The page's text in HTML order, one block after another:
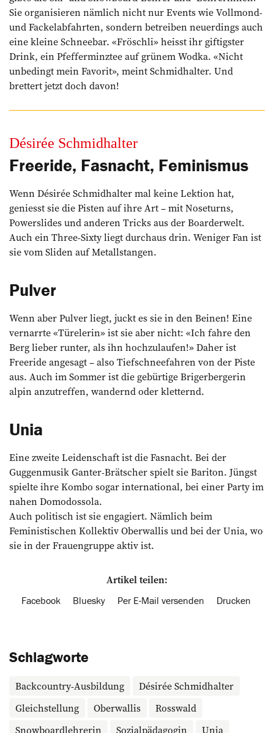
Sie organisieren nämlich nicht nur Events wie Vollmond-
und Fackelabfahrten, sondern betreiben neuerdings auch
eine kleine Schneebar. «Fröschli» heisst ihr giftigster
Drink, ein Pfefferminztee auf grünem Wodka. «Nicht
unbedingt mein Favorit», meint Schmidhalter. Und
brettert jetzt doch davon!
Désirée ­Schmidhalter
Freeride, Fasnacht, Feminismus
Wenn Désirée Schmidhalter mal keine Lektion hat,
geniesst sie die Pisten auf ihre Art – mit Noseturns,
Powerslides und anderen Tricks aus der Boarderwelt.
Auch ein Three-Sixty liegt durchaus drin. Weniger Fan ist
sie vom Sliden auf Metall­stangen.
Pulver
Wenn aber Pulver liegt, juckt es sie in den Beinen! Eine
vernarrte «Türe­lerin» ist sie aber nicht: «Ich fahre den
Berg lieber runter, als ihn hochzulaufen!» Daher ist
Freeride angesagt – also Tief­schneefahren von der Piste
aus. Auch im Sommer ist die gebürtige Brigerber­gerin
alpin anzu­treffen, wandernd oder kletternd.
Unia
Eine zweite Leidenschaft ist die Fasnacht. Bei der
Guggenmusik Ganter-Brätscher spielt sie Bariton. Jüngst
spielte ihre Kombo sogar international, bei einer Party im
nahen Domodossola.
Auch politisch ist sie engagiert. Nämlich beim
Feministischen Kollektiv Oberwallis und bei der Unia, wo
sie in der Frauengruppe aktiv ist.
Artikel teilen:
Facebook Bluesky Per E-Mail versenden Drucken
Schlagworte
Backcountry-Ausbildung
Désirée Schmidhalter
Gleichstellung
Oberwallis
Rosswald
Snowboardlehrerin
Sozialpädagogin Unia